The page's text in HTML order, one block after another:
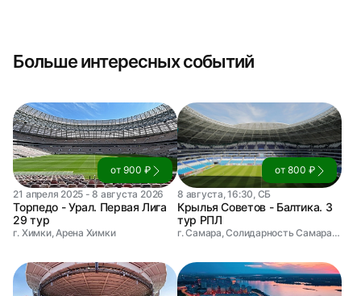
Больше интересных событий
от 900 ₽
21 апреля 2025 - 8 августа 2026
Торпедо - Урал. Первая Лига
29 тур
г. Химки, Арена Химки
от 800 ₽
8 августа, 16:30, СБ
Крылья Советов - Балтика. 3
тур РПЛ
г. Самара, Солидарность Самара Арена